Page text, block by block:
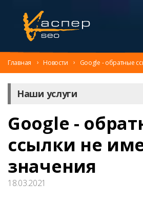
Главная Новости Google - обратные
Наши услуги
Google -
ссылки не
значения
18.03.2021